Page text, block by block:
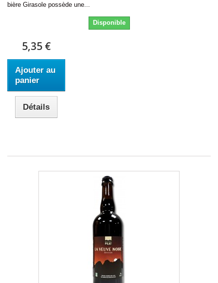
bière Girasole possède une...
Disponible
5,35 €
Ajouter au
panier
Détails